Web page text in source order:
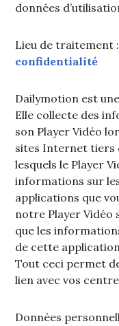
données
Lieu de traitement
confidentialité
Dailymotion est
Elle collecte des
son Player Vidéo
sites Internet tiers
lesquels le Player
informations sur
applications que
notre Player Vidéo
que les
de cette
Tout ceci permet
lien avec vos
Données